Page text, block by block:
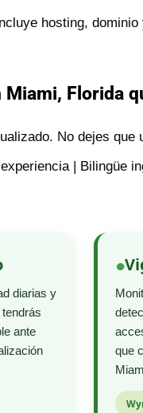
hosting,
Florida
No dejes
| Bilingüe
diarias y
ante
que